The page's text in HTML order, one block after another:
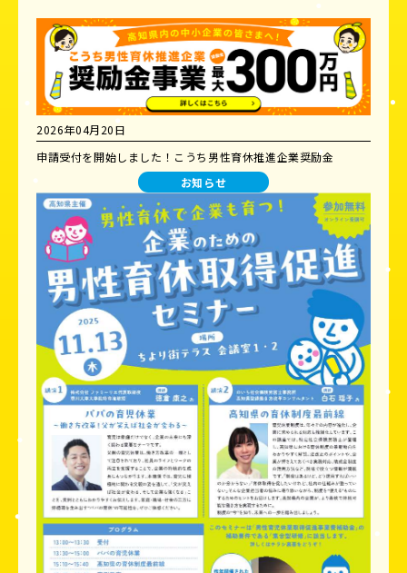
2026年04月20日
申請受付を開始しました！こうち男性育休推進企業奨励金
お知らせ